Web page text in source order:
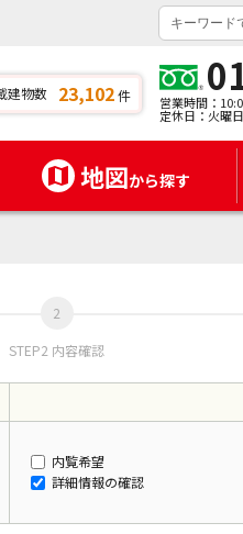
建物数 23,102件 営業時間：
定休日：火曜
地図から探す
STEP2 内容確認
内覧希望
詳細情報の確認